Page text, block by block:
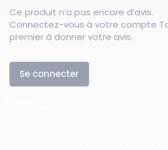
Ce produit n’a pas encore d’avis.
Connectez-vous à votre compte
premier à donner votre avis.
Se connecter